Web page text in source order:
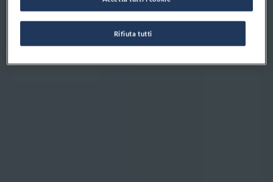
Rifiuta tutti